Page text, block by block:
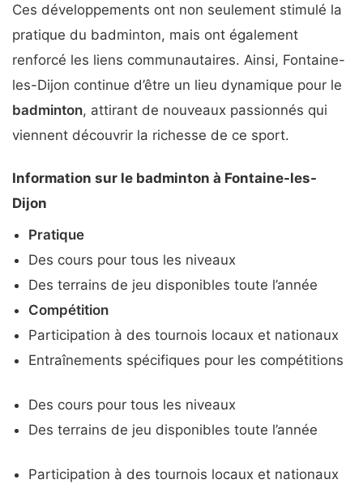
Ces développements ont non seulement stimulé la
pratique du badminton, mais ont également
renforcé les liens communautaires. Ainsi, Fontaine-
les-Dijon continue d’être un lieu dynamique pour le
badminton, attirant de nouveaux passionnés qui
viennent découvrir la richesse de ce sport.
Information sur le badminton à Fontaine-les-
Dijon
Pratique
Des cours pour tous les niveaux
Des terrains de jeu disponibles toute l’année
Compétition
Participation à des tournois locaux et nationaux
Entraînements spécifiques pour les compétitions
Des cours pour tous les niveaux
Des terrains de jeu disponibles toute l’année
Participation à des tournois locaux et nationaux